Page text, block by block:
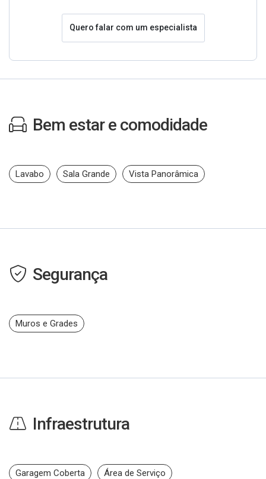
Quero falar com um especialista
Bem estar e comodidade
Lavabo Sala Grande Vista Panorâmica
Segurança
Muros e Grades
Infraestrutura
Garagem Coberta Área de Serviço